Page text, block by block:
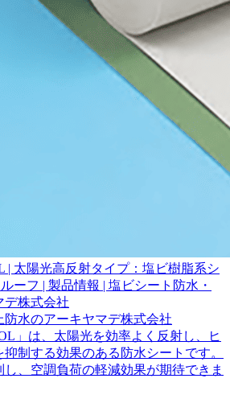
| 太陽光高反射タイプ：塩ビ樹脂系シ
ーフ | 製品情報 | 塩ビシート防水・
デ株式会社
水のアーキヤマデ株式会社
」は、太陽光を効率よく反射し、ヒ
制する効果のある防水シートです。
、空調負荷の軽減効果が期待できま